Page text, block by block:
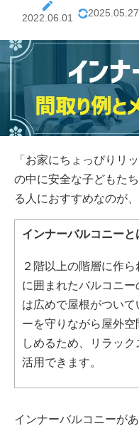
2022.06.01 2025.05.27
「お家にちょっぴりリ
の中に安全な子どもた
る人におすすめなのが、
インナーバルコニーと
２階以上の階層に作
に囲まれたバルコニ
は広めで屋根がつい
ーを守りながら屋外
しめるため、リラッ
活用できます。
インナーバルコニーが